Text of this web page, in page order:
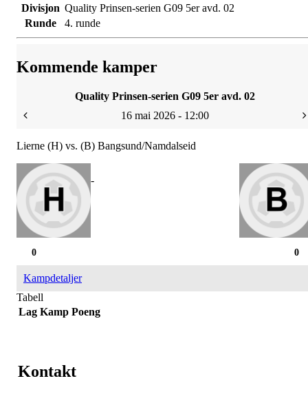
Divisjon Quality Prinsen-serien G09 5er avd. 02
Runde
4. runde
Kommende kamper
Quality Prinsen-serien G09 5er avd. 02
16 mai 2026 - 12:00
Lierne (H) vs. (B) Bangsund/Namdalseid
-
0
0
Kampdetaljer
Tabell
Lag Kamp Poeng
Kontakt